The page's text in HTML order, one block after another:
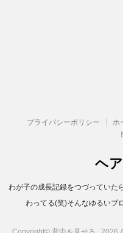
プライバシーポリシー ホ
ヘ
わが子の成長記録をつづっていた
わってる(笑)そんなゆるいブ